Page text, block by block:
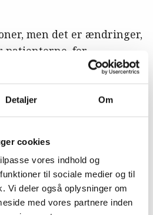
Detaljer Om
cookies
vores indhold og
til sociale medier og til
Vi deler også oplysninger om
med vores partnere inden
men det er ændringer,
patienterne, for
på investering i
Da hun ansatte Kira,
af, at
styrke hospitalets